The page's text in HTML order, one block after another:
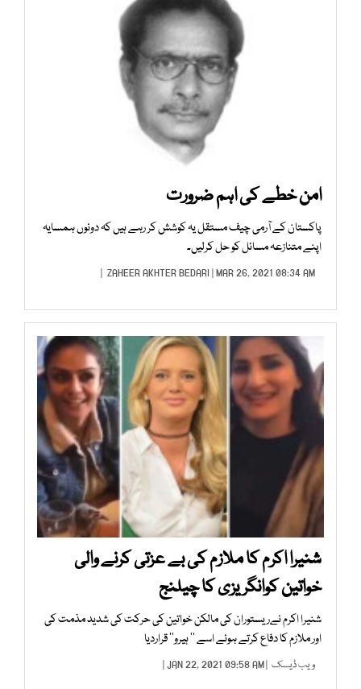
امن خطے کی اہم ضرورت
پاکستان کے آرمی چیف مستقل یہ کوشش کر رہے ہیں کہ دونوں ہمسایہ
اپنے متنازعہ مسائل کو حل کرلیں۔
ZAHEER AKHTER BEDARI | MAR 26, 2021 08:34 AM |
شنیرا اکرم کا ملازم کی بے عزتی کرنے والی
خواتین کوانگریزی کا چیلنج
شنیرا اکرم نےریستوران کی مالکن خواتین کی حرکت کی شدید مذمت کی
اور ملازم کا دفاع کرتے ہوئے اسے ’’ ہیرو‘‘ قراردیا
ویب ڈیسک | JAN 22, 2021 09:58 AM |